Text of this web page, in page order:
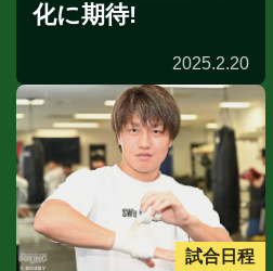
化に期待!
2025.2.20
試合日程